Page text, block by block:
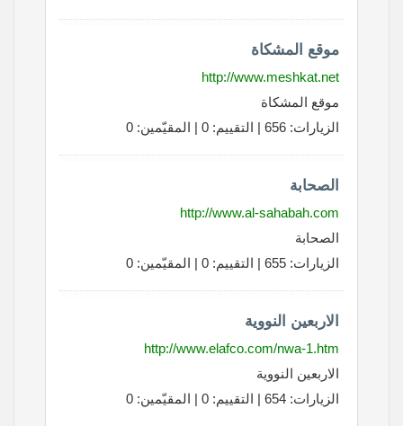
موقع المشكاة
http://www.meshkat.net
موقع المشكاة
الزيارات: 656 | التقييم: 0 | المقيّمين: 0
الصحابة
http://www.al-sahabah.com
الصحابة
الزيارات: 655 | التقييم: 0 | المقيّمين: 0
الاربعين النووية
http://www.elafco.com/nwa-1.htm
الاربعين النووية
الزيارات: 654 | التقييم: 0 | المقيّمين: 0